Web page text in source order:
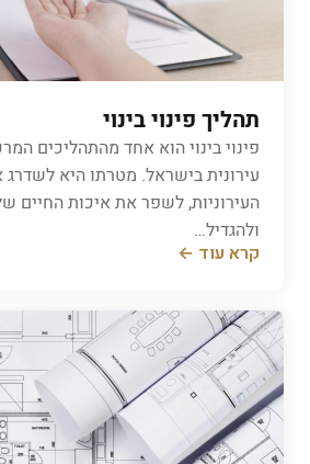
תהליך פינוי בינוי
פינוי בינוי הוא אחד מהתהליכים
עירונית בישראל. מטרתו היא
העירוניות, לשפר את איכות החיים
ולהגדיל…
קרא עוד ←